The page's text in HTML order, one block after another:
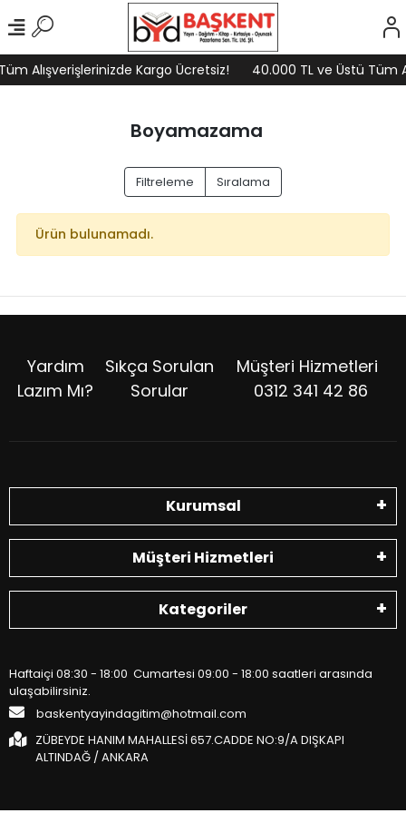
Alışverişlerinizde Kargo Ücretsiz! 40.000 TL ve Üstü Tüm
Boyamazama
Filtreleme Sıralama
Ürün bulunamadı.
Yardım
Lazım Mı?
Sıkça Sorulan
Sorular
Müşteri Hizmetleri
0312 341 42 86
Kurumsal
Müşteri Hizmetleri
Kategoriler
Haftaiçi 08:30 - 18:00 Cumartesi 09:00 - 18:00 saatleri arasında
ulaşabilirsiniz.
baskentyayindagitim@hotmail.com
ZÜBEYDE HANIM MAHALLESİ 657.CADDE NO:9/A DIŞKAPI
ALTINDAĞ / ANKARA